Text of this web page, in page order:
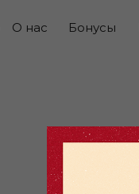
Бонусы
О нас